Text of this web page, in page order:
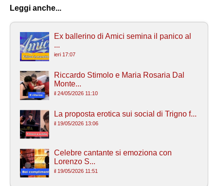
Leggi anche...
Ex ballerino di Amici semina il panico al
...
ieri 17:07
Riccardo Stimolo e Maria Rosaria Dal
Monte...
il 24/05/2026 11:10
La proposta erotica sui social di Trigno f...
il 19/05/2026 13:06
Celebre cantante si emoziona con
Lorenzo S...
il 19/05/2026 11:51